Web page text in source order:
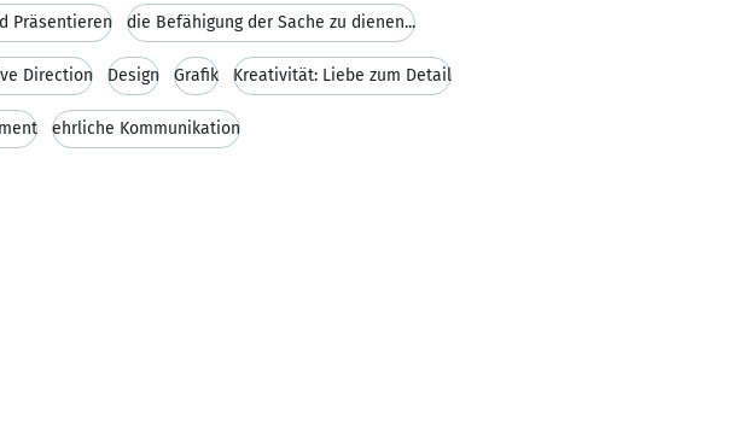
Präsentieren die Befähigung der Sache zu dienen...
Direction Design Grafik Kreativität: Liebe zum Detail
ehrliche Kommunikation